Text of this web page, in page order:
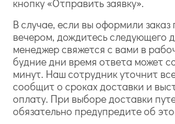
кнопку «Отправить заявку».
В случае, если вы оформили заказ
вечером, дождитесь следующего
менеджер свяжется с вами в
будние дни время ответа может
минут. Наш сотрудник уточнит
сообщит о сроках доставки и
оплату. При выборе доставки
обязательно предупредите об